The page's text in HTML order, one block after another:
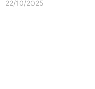
22/10/2025